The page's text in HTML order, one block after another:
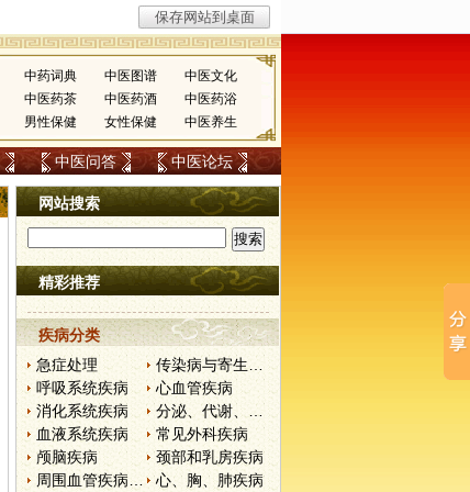
中药词典 中医图谱
中医文化
中医药茶 中医药酒
中医药浴
男性保健 女性保健 中医养生
中医问答 中医论坛
网站搜索
精彩推荐
疾病分类
急症处理
传染病与寄生虫病
呼吸系统疾病
心血管疾病
消化系统疾病
分泌、代谢、营养和肾脏疾病
血液系统疾病
常见外科疾病
颅脑疾病
颈部和乳房疾病
周围血管疾病和淋巴管疾病
心、胸、肺疾病